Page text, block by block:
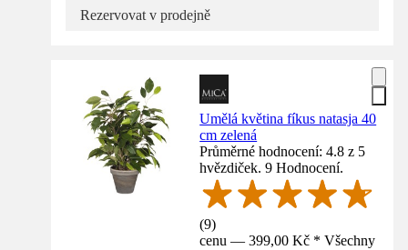
Rezervovat v prodejně
Umělá květina fíkus natasja 40
cm zelená
Průměrné hodnocení: 4.8 z 5
hvězdiček. 9 Hodnocení.
(9)
cenu — 399,00 Kč * Všechny